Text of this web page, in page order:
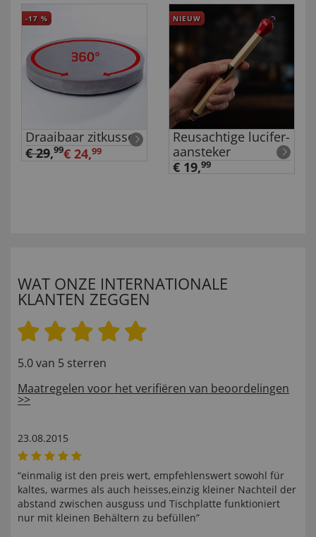
-17 %
Draaibaar zitkussen
€ 29,99€ 24,99
NIEUW
Reusachtige lucifer-
aansteker
€ 19,99
WAT ONZE INTERNATIONALE
KLANTEN ZEGGEN
5.0 van 5 sterren
Maatregelen voor het verifiëren van beoordelingen
>>
23.08.2015
“einmalig ist den preis wert, empfehlenswert sowohl für
kaltes, warmes als auch heisses,einzig kleiner Nachteil der
abstand zwischen ausguss und Tischplatte funktioniert
nur mit kleinen Behältern zu befüllen”